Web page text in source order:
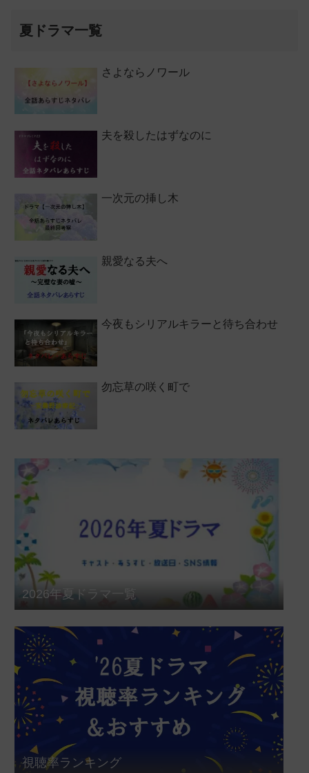
夏ドラマ一覧
さよならノワール
夫を殺したはずなのに
一次元の挿し木
親愛なる夫へ
今夜もシリアルキラーと待ち合わせ
勿忘草の咲く町で
2026年夏ドラマ一覧
視聴率ランキング